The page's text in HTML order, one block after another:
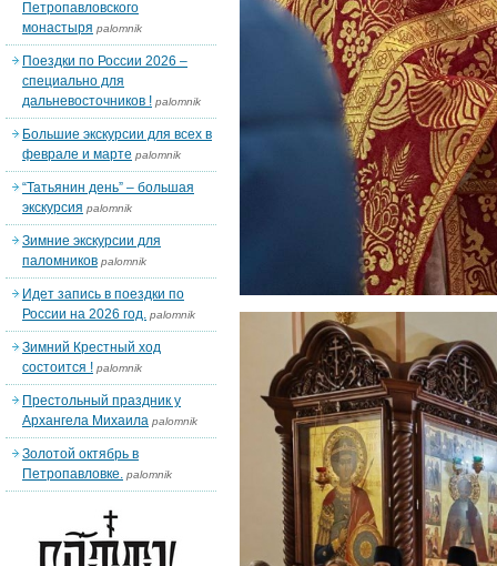
Петропавловского
монастыря palomnik
Поездки по России 2026 –
специально для
дальневосточников ! palomnik
Большие экскурсии для всех в
феврале и марте palomnik
“Татьянин день” – большая
экскурсия palomnik
Зимние экскурсии для
паломников palomnik
Идет запись в поездки по
России на 2026 год. palomnik
Зимний Крестный ход
состоится ! palomnik
Престольный праздник у
Архангела Михаила palomnik
Золотой октябрь в
Петропавловке. palomnik